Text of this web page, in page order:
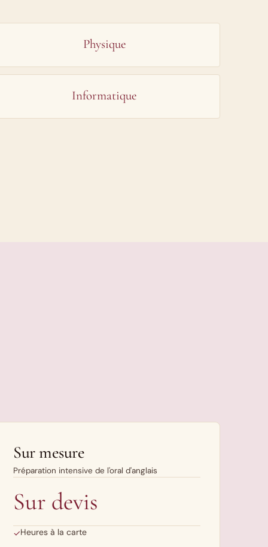
Physique
Informatique
Sur mesure
Préparation intensive de l'oral d'anglais
Sur devis
✓Heures à la carte